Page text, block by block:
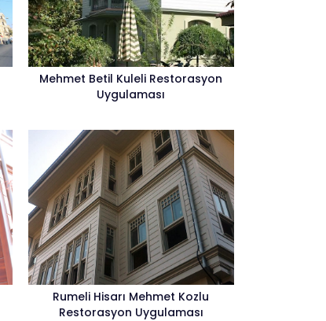
Mehmet Betil Kuleli Restorasyon
Uygulaması
Rumeli Hisarı Mehmet Kozlu
Restorasyon Uygulaması